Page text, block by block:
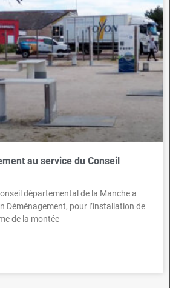
au service du Conseil
départemental de la Manche a
Déménagement, pour l’installation de
de la montée